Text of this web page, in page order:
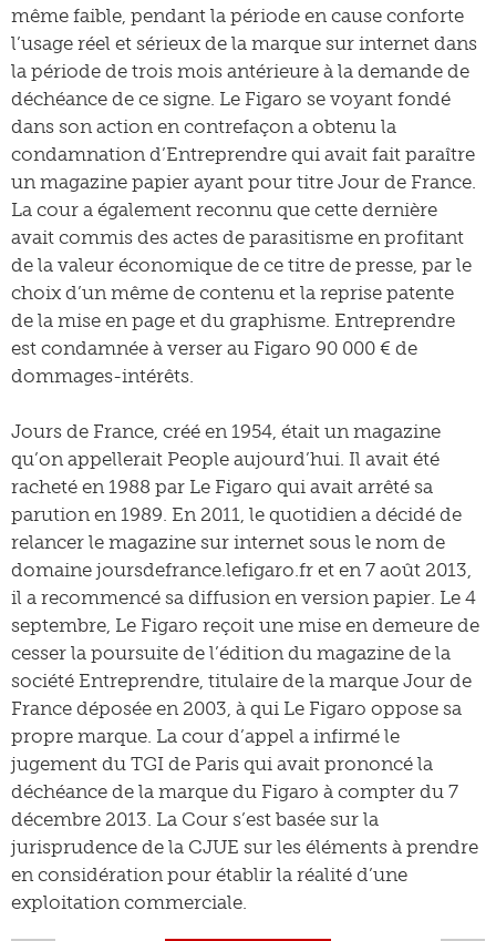
même faible, pendant la période en cause conforte
l’usage réel et sérieux de la marque sur internet dans
la période de trois mois antérieure à la demande de
déchéance de ce signe. Le Figaro se voyant fondé
dans son action en contrefaçon a obtenu la
condamnation d’Entreprendre qui avait fait paraître
un magazine papier ayant pour titre Jour de France.
La cour a également reconnu que cette dernière
avait commis des actes de parasitisme en profitant
de la valeur économique de ce titre de presse, par le
choix d’un même de contenu et la reprise patente
de la mise en page et du graphisme. Entreprendre
est condamnée à verser au Figaro 90 000 € de
dommages-intérêts.
Jours de France, créé en 1954, était un magazine
qu’on appellerait People aujourd’hui. Il avait été
racheté en 1988 par Le Figaro qui avait arrêté sa
parution en 1989. En 2011, le quotidien a décidé de
relancer le magazine sur internet sous le nom de
domaine joursdefrance.lefigaro.fr et en 7 août 2013,
il a recommencé sa diffusion en version papier. Le 4
septembre, Le Figaro reçoit une mise en demeure de
cesser la poursuite de l’édition du magazine de la
société Entreprendre, titulaire de la marque Jour de
France déposée en 2003, à qui Le Figaro oppose sa
propre marque. La cour d’appel a infirmé le
jugement du TGI de Paris qui avait prononcé la
déchéance de la marque du Figaro à compter du 7
décembre 2013. La Cour s’est basée sur la
jurisprudence de la CJUE sur les éléments à prendre
en considération pour établir la réalité d’une
exploitation commerciale.